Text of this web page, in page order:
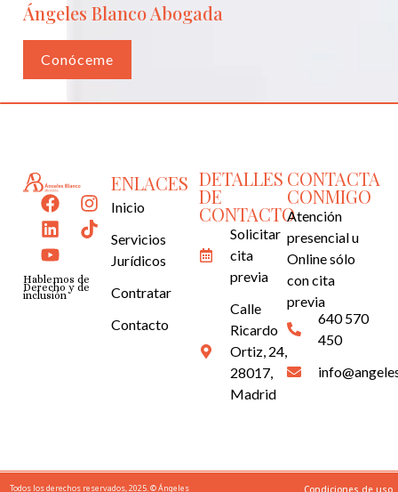
Ángeles Blanco Abogada
Conóceme
Hablemos de
Derecho y de
inclusión
ENLACES
Inicio
Servicios
Jurídicos
Contratar
Contacto
DETALLES
DE
CONTACTO
Solicitar
cita
previa
Calle
Ricardo
Ortiz, 24,
28017,
Madrid
CONTACTA
CONMIGO
Atención
presencial u
Online sólo
concita
previa
640 570
450
Todos los derechos reservados, 2025. © Ángeles
Condiciones de uso